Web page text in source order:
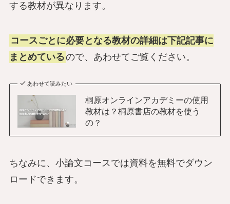
する教材が異なります。
コースごとに必要となる教材の詳細は下記記事に
まとめているので、あわせてご覧ください。
あわせて読みたい
桐原オンラインアカデミーの使用
教材は？桐原書店の教材を使う
の？
ちなみに、小論文コースでは資料を無料でダウン
ロードできます。